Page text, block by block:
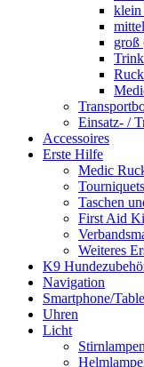
klein
groß
Einsatz- /
Accessoires
Erste Hilfe
Medic
Tourniquets
Taschen
First Aid
Weiteres
K9
Navigation
Smartphone/
Uhren
Licht
Stirnlampen